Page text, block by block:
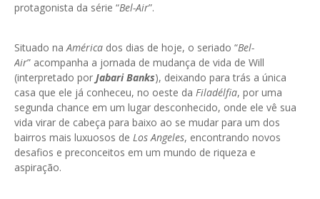
protagonista da série “Bel-Air”.
Situado naAmérica dos dias de hoje, o seriado “Bel-
Air” acompanha a jornada de mudança de vida de Will
(interpretado por Jabari Banks), deixando para trás a única
casa que ele já conheceu, no oeste da Filadélfia, por uma
segunda chance em um lugar desconhecido, onde ele vê sua
vida virar de cabeça para baixo ao se mudar para um dos
bairros mais luxuosos de Los Angeles, encontrando novos
desafios e preconceitos em um mundo de riqueza e
aspiração.